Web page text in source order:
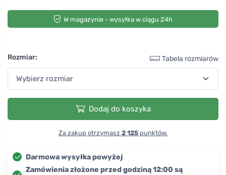
W magazynie - wysyłka w ciągu 24h
Rozmiar: Tabela rozmiarów
Dodaj do koszyka
Za zakup otrzymasz 2 125 punktów.
Darmowa wysyłka powyżej
Zamówienia złożone przed godziną 12:00 są